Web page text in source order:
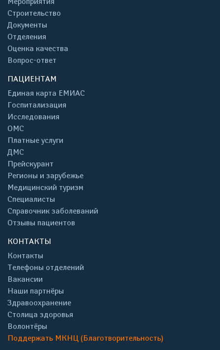
Строительство
Документы
Отделения
Оценка качества
Вопрос-ответ
ПАЦИЕНТАМ
Единая карта ЕМИАС
Госпитализация
Исследования
ОМС
Платные услуги
ДМС
Прейскурант
Регионы и зарубежье
Медицинский туризм
Специалисты
Справочник заболеваний
Отзывы пациентов
КОНТАКТЫ
Контакты
Телефоны отделений
Вакансии
Наши партнёры
Здравоохранение
Столица здоровья
Волонтёры
Поддержать МКНЦ (Благотворительность)